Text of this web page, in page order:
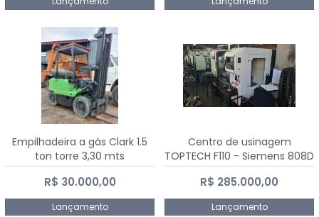
Empilhadeira a gás Clark 1.5
ton torre 3,30 mts
R$ 30.000,00
Lançamento
Centro de usinagem
TOPTECH F110 - Siemens 808D
Advanced
R$ 285.000,00
Lançamento